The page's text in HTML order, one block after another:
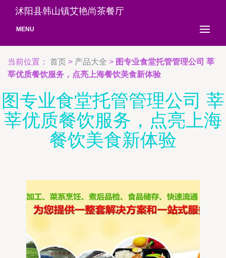
沭阳县韩山镇艾艳尚茶餐厅
MENU
当前位置： 首页 > 产品大全 > 图专业食堂托管管理公司 莘
莘优质餐饮服务，点亮上海餐饮美食新体验
图专业食堂托管管理公司 莘
莘优质餐饮服务，点亮上海
餐饮美食新体验